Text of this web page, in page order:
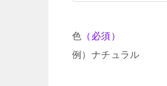
色 （必須）
例）ナチュラル